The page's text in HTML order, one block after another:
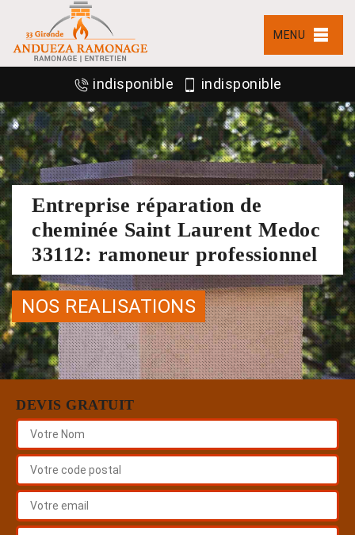
MENU
indisponible indisponible
Entreprise réparation de
cheminée Saint Laurent Medoc
33112: ramoneur professionnel
NOS REALISATIONS
DEVIS GRATUIT